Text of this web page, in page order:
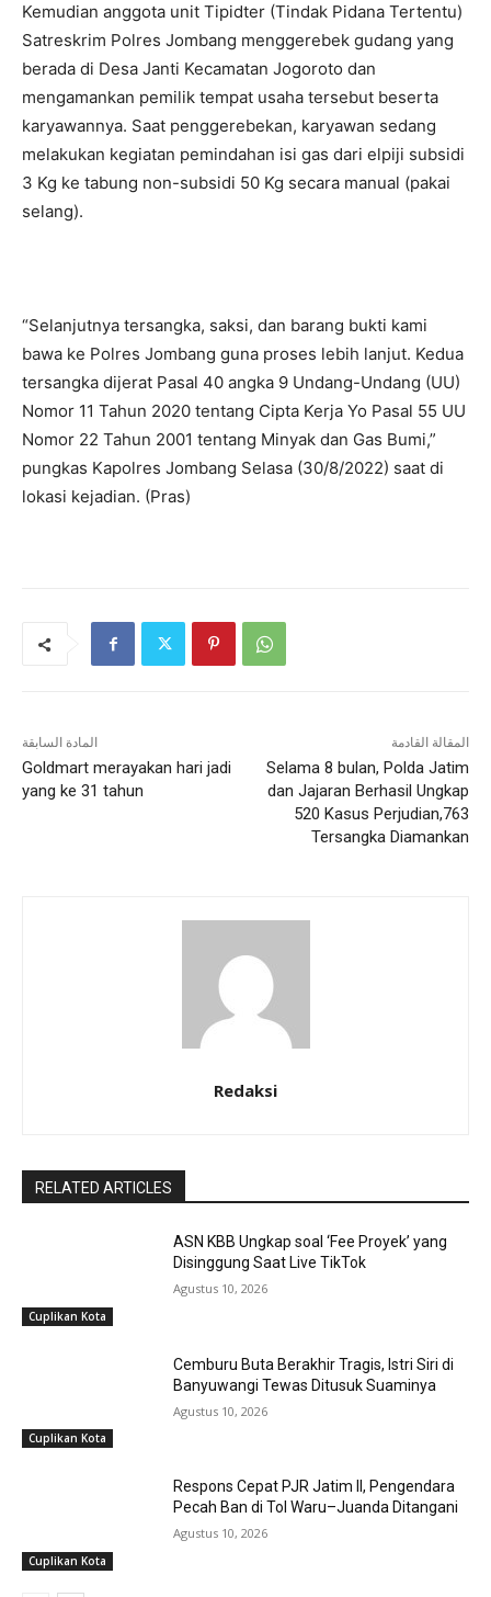
Kemudian anggota unit Tipidter (Tindak Pidana Tertentu)
Satreskrim Polres Jombang menggerebek gudang yang
berada di Desa Janti Kecamatan Jogoroto dan
mengamankan pemilik tempat usaha tersebut beserta
karyawannya. Saat penggerebekan, karyawan sedang
melakukan kegiatan pemindahan isi gas dari elpiji subsidi
3 Kg ke tabung non-subsidi 50 Kg secara manual (pakai
selang).
“Selanjutnya tersangka, saksi, dan barang bukti kami
bawa ke Polres Jombang guna proses lebih lanjut. Kedua
tersangka dijerat Pasal 40 angka 9 Undang-Undang (UU)
Nomor 11 Tahun 2020 tentang Cipta Kerja Yo Pasal 55 UU
Nomor 22 Tahun 2001 tentang Minyak dan Gas Bumi,”
pungkas Kapolres Jombang Selasa (30/8/2022) saat di
lokasi kejadian. (Pras)
المادة السابقة
Goldmart merayakan hari jadi
yang ke 31 tahun
المقالة القادمة
Selama 8 bulan, Polda Jatim
dan Jajaran Berhasil Ungkap
520 Kasus Perjudian,763
Tersangka Diamankan
Redaksi
RELATED ARTICLES
Cuplikan Kota
ASN KBB Ungkap soal ‘Fee Proyek’ yang
Disinggung Saat Live TikTok
Agustus 10, 2026
Cuplikan Kota
Cemburu Buta Berakhir Tragis, Istri Siri di
Banyuwangi Tewas Ditusuk Suaminya
Agustus 10, 2026
Cuplikan Kota
Respons Cepat PJR Jatim II, Pengendara
Pecah Ban di Tol Waru–Juanda Ditangani
Agustus 10, 2026